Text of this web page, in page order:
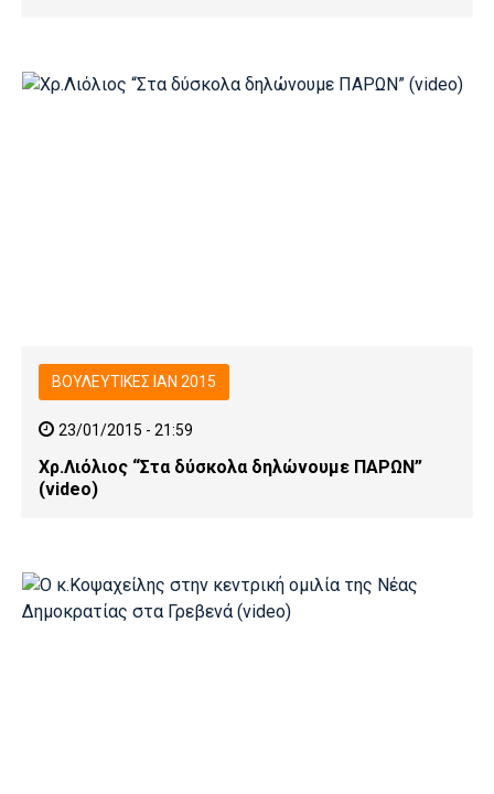
ΒΟΥΛΕΥΤΙΚΕΣ ΙΑΝ 2015
23/01/2015 - 21:59
Χρ.Λιόλιος “Στα δύσκολα δηλώνουμε ΠΑΡΩΝ”
(video)